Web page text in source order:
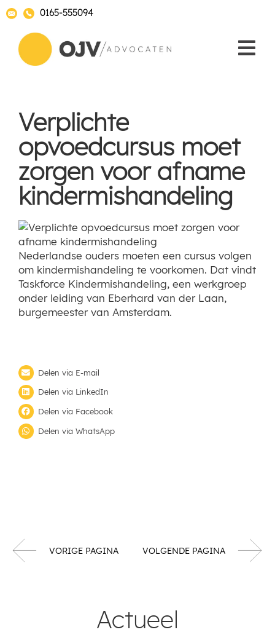
0165-555094
Verplichte
opvoedcursus moet
zorgen voor afname
kindermishandeling
Nederlandse ouders moeten een cursus volgen
om kindermishandeling te voorkomen. Dat vindt
Taskforce Kindermishandeling, een werkgroep
onder leiding van Eberhard van der Laan,
burgemeester van Amsterdam.
Delen via E-mail
Delen via LinkedIn
Delen via Facebook
Delen via WhatsApp
VORIGE PAGINA VOLGENDE PAGINA
Actueel